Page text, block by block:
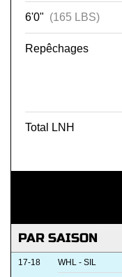
6'0" (165 LBS)
Repêchages
Total LNH
PAR SAISON
17-18 WHL - SIL